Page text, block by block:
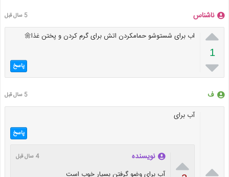
ناشناس 5 سال قبل

1

اب برای شستوشو حمامکردن اتش برای گرم کردن و پختن غذا🌼
پاسخ
ف 5 سال قبل

آب برای
پاسخ
 نویسنده 4 سال قبل
آب برای وضو گرفتن بسیار خوب است